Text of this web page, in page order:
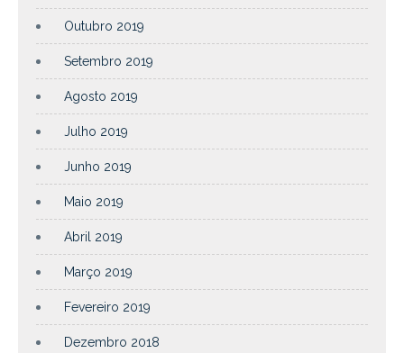
Outubro 2019
Setembro 2019
Agosto 2019
Julho 2019
Junho 2019
Maio 2019
Abril 2019
Março 2019
Fevereiro 2019
Dezembro 2018